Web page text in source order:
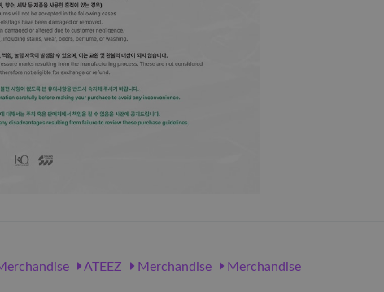
ATEEZ Merchandise Merchandise